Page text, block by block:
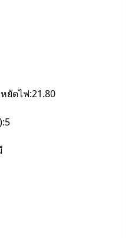
ยัดไฟ:21.80